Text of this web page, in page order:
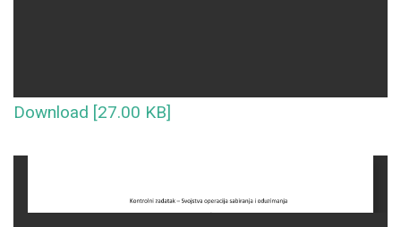
Download [27.00 KB]